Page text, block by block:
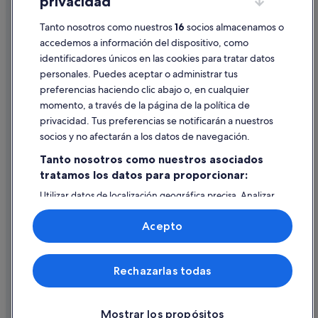
Información legal/contacto
Pautas sobre el contenido y cómo denunciar contenido
Ayuda
Cancelar un vuelo
Cancelar una reserva de hotel o de un alquiler vacacional
Utilizar un cupón de Expedia
Documentos para viajes internacionales
© 2026 Expedia, Inc., una empresa de Expedia Group. Todos los
derechos reservados. Expedia y el logotipo de Expedia son marcas
comerciales o marcas comerciales registradas de Expedia, Inc.
Tanto nosotros como nuestros16 socios almacenamos o
accedemos a información del dispositivo, como
identificadores únicos en las cookies para tratar datos
personales. Puedes aceptar o administrar tus
preferencias haciendo clic abajo o, en cualquier
momento, a través de la página de la política de
privacidad. Tus preferencias se notificarán a nuestros
socios y no afectarán a los datos de navegación.
Tanto nosotros como nuestros asociados
tratamos los datos para proporcionar:
Utilizar datos de localización geográfica precisa. Analizar
activamente las características del dispositivo para su
identificación. Almacenar la información en un dispositivo
y/o acceder a ella. Publicidad y contenido personalizados,
medición de publicidad y contenido, investigación de
audiencia y desarrollo de servicios.
Lista de asociados (proveedores)
Mostrar los propósitos
Rechazarlas todas
Acepto